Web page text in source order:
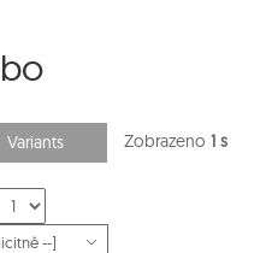
Variants Zobrazeno 1 s